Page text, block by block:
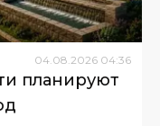
04 08 2026 04:36
планируют